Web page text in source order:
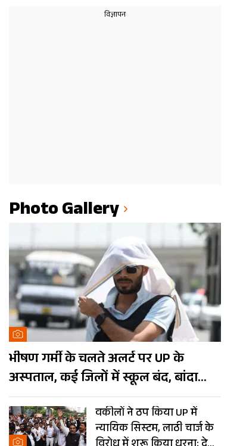
Photo Gallery
भीषण गर्मी के चलते अलर्ट पर UP के
अस्पताल, कई जिलों में स्कूल बंद, बांदा
दुनिया का तीसरा सबसे गर्म शहर
वकीलों ने ठप किया UP में
न्यायिक सिस्टम, लाठी चार्ज के